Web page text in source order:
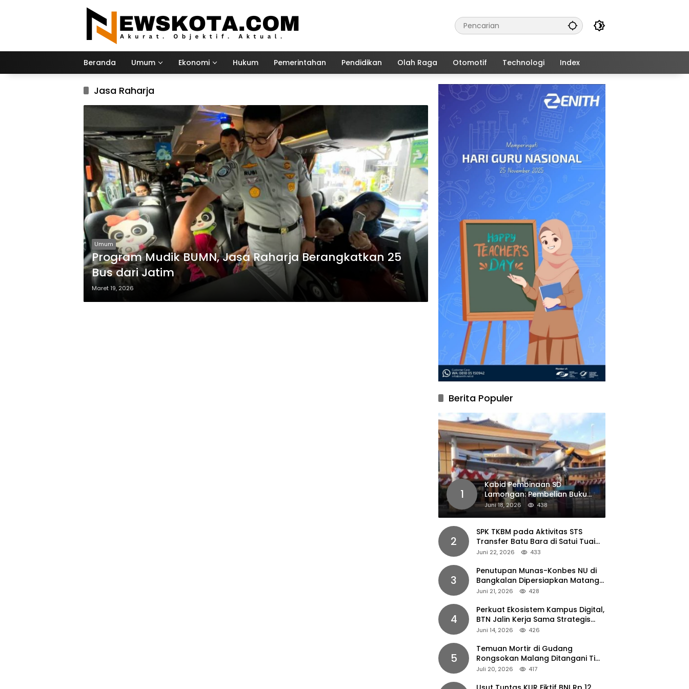
Beranda Umum Ekonomi Hukum Pemerintahan Pendidikan Olah Raga Otomotif Technologi Index
Jasa Raharja
Umum
Program Mudik BUMN, Jasa Raharja Berangkatkan 25
Bus dari Jatim
Maret 19, 2026
Berita Populer
1
Kabid Pembinaan SD
Lamongan: Pembelian Buku
Pendamping Tidak Boleh
Dipaksakan
Juni 18, 2026 438
2
SPK TKBM pada Aktivitas STS
Transfer Batu Bara di Satui Tuai
Sorotan
Juni 22, 2026 433
3
Penutupan Munas-Konbes NU di
Bangkalan Dipersiapkan Matang,
Gus Ipul Turun Tangan
Juni 21, 2026 428
4
Perkuat Ekosistem Kampus Digital,
BTN Jalin Kerja Sama Strategis
dengan UNAIR
Juni 14, 2026 426
5
Temuan Mortir di Gudang
Rongsokan Malang Ditangani Tim
Gegana Polda Jatim
Juli 20, 2026 417